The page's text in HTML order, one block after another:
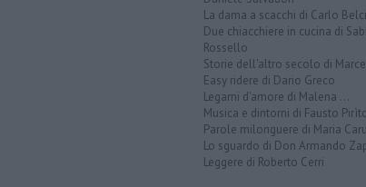
La dama a scacchi di Carlo
Due chiacchiere in cucina di
Rossello
Storie dell'altro secolo di
Easy ridere di Dario Greco
Legami d'amore di Malena ...
Musica e dintorni di Fausto
Parole milonguere di Maria
Lo sguardo di Don Armando
Leggere di Roberto Cerri